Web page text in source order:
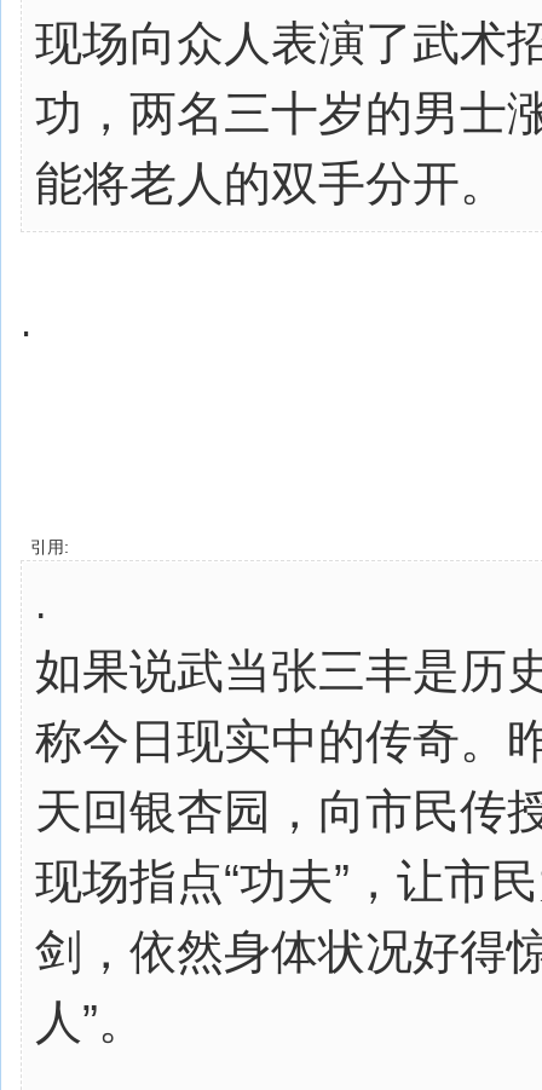
现场向众人表演了武术
功，两名三十岁的男士
能将老人的双手分开。
.
引用:
.
如果说武当张三丰是历
称今日现实中的传奇。
天回银杏园，向市民传
现场指点“功夫”，让市
剑，依然身体状况好得
人”。